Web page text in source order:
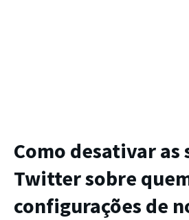
Como desativar as
Twittersobre
configurações de